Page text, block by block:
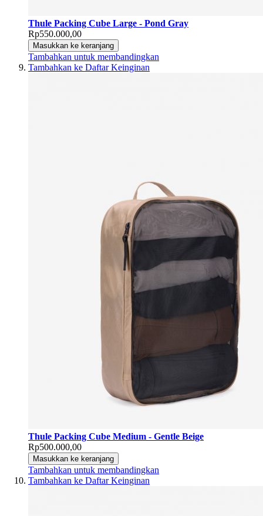
Thule Packing Cube Large - Pond Gray
Rp550.000,00
Masukkan ke keranjang
Tambahkan untuk membandingkan
Tambahkan ke Daftar Keinginan
Thule Packing Cube Medium - Gentle Beige
Rp500.000,00
Masukkan ke keranjang
Tambahkan untuk membandingkan
Tambahkan ke Daftar Keinginan